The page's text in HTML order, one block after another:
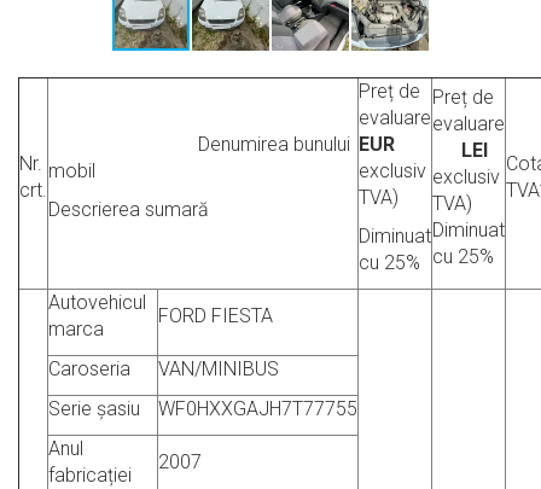
Nr.
crt.
Denumirea bunului
mobil
Descrierea sumară
Preț de
evaluare
EUR
exclusiv
TVA)
Diminuat
cu 25%
Preț de
evaluare
LEI
exclusiv
TVA)
Diminuat
cu 25%
Autovehicul
marca
FORD FIESTA
Caroseria
VAN/MINIBUS
Serie șasiu
WF0HXXGAJH7T77755
Anul
fabricației
2007